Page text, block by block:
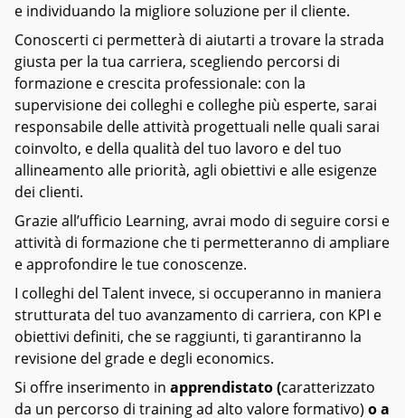
e individuando la migliore soluzione per il cliente.
Conoscerti ci permetterà di aiutarti a trovare la strada
giusta per la tua carriera, scegliendo percorsi di
formazione e crescita professionale: con la
supervisione dei colleghi e colleghe più esperte, sarai
responsabile delle attività progettuali nelle quali sarai
coinvolto, e della qualità del tuo lavoro e del tuo
allineamento alle priorità, agli obiettivi e alle esigenze
dei clienti.
Grazie all’ufficio Learning, avrai modo di seguire corsi e
attività di formazione che ti permetteranno di ampliare
e approfondire le tue conoscenze.
I colleghi del Talent invece, si occuperanno in maniera
strutturata del tuo avanzamento di carriera, con KPI e
obiettivi definiti, che se raggiunti, ti garantiranno la
revisione del grade e degli economics.
Si offre inserimento in apprendistato (caratterizzato
da un percorso di training ad alto valore formativo) o a